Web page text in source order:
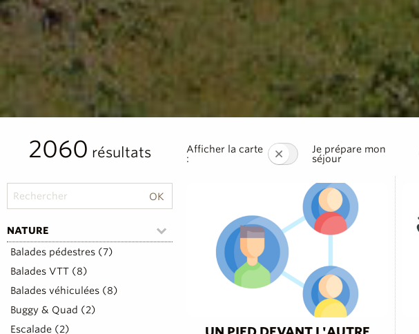
2060 résultats
NATURE
Balades pédestres (7)
Balades VTT (8)
Balades véhiculées (8)
Buggy & Quad (2)
Escalade (2)
Afficher la carte
:
Je prépare mon
séjour